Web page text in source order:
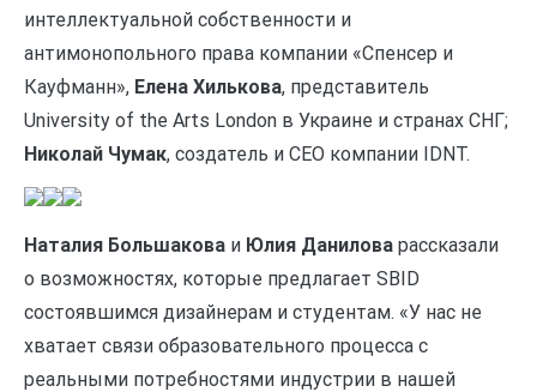
интеллектуальной собственности и
антимонопольного права компании «Спенсер и
Кауфманн», Eлена Хилькова, представитель
University of the Arts London в Украине и странах СНГ;
Николай Чумак, создатель и CEO компании IDNT.
Наталия Большакова и Юлия Данилова рассказали
о возможностях, которые предлагает SBID
состоявшимся дизайнерам и студентам. «У нас не
хватает связи образовательного процесса с
реальными потребностями индустрии в нашей